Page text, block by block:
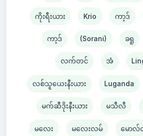
ကိုးရီးယား Krio ကာ့ဒ်
ကာ့ဒ် (Sorani) ခရူ
လက်တင် အံ
လစ်သူယေးနီးယား Luganda
မက်ဆီဒိုးနီးယား မသီလီ
မလေး မလေးလမ် မော